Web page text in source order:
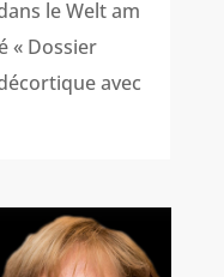
le Welt am
« Dossier
avec